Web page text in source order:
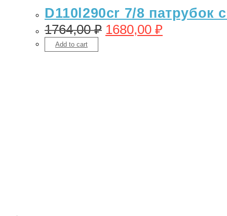
D110l290cr 7/8 патрубок
1764,00₽ 1680,00 ₽
Add to cart